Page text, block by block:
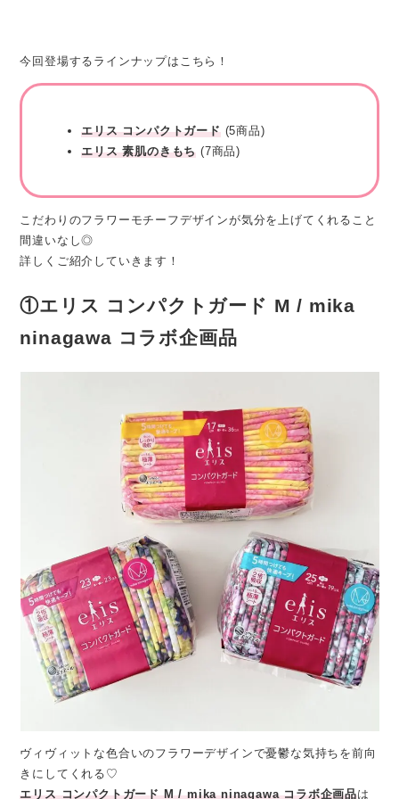
今回登場するラインナップはこちら！
エリス コンパクトガード(5商品)
エリス 素肌のきもち (7商品)
こだわりのフラワーモチーフデザインが気分を上げてくれること
間違いなし◎
詳しくご紹介していきます！
①エリス コンパクトガード M / mika
ninagawa コラボ企画品
ヴィヴィットな色合いのフラワーデザインで憂鬱な気持ちを前向
きにしてくれる♡
エリス コンパクトガード M / mika ninagawa コラボ企画品は